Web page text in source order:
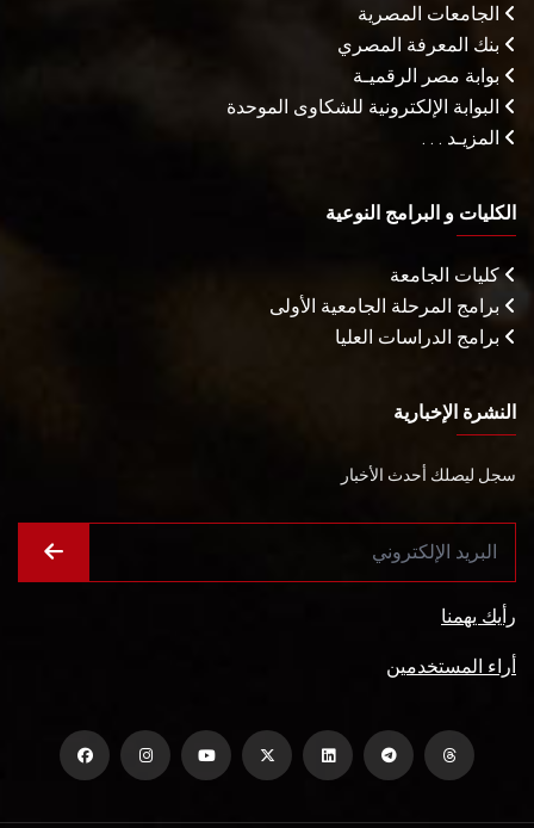
الجامعات المصرية
بنك المعرفة المصري
بوابة مصر الرقميـة
البوابة الإلكترونية للشكاوى الموحدة
المزيـد . . .
الكليات و البرامج النوعية
كليات الجامعة
برامج المرحلة الجامعية الأولى
برامج الدراسات العليا
النشرة الإخبارية
سجل ليصلك أحدث الأخبار
رأيك يهمنا
أراء المستخدمين